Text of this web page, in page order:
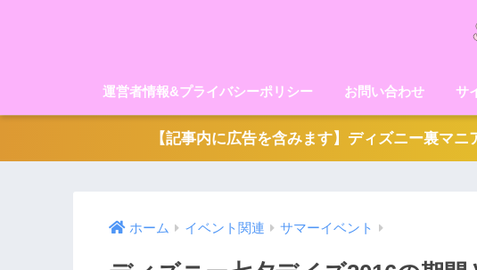
運営者情報&プライバシーポリシー お問い合わせ サ
【記事内に広告を含みます】ディズニー裏マ
ホーム イベント関連 サマーイベント